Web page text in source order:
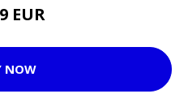
EUR
NOW